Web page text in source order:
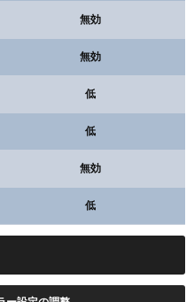
無効
無効
低
低
無効
低